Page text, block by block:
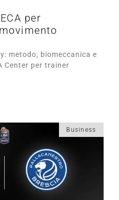
per
metodo, biomeccanica e
Center per trainer
Business